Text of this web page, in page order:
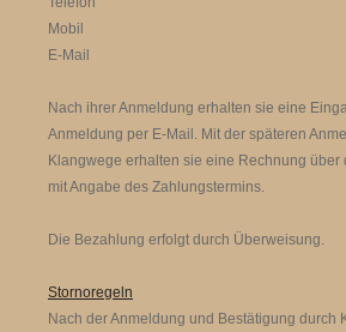
Mobil
E-Mail
Nach ihrer Anmeldung erhalten sie eine
Anmeldung per E-Mail. Mit der späteren
Klangwege erhalten sie eine Rechnung über
mit Angabe des Zahlungstermins.
Die Bezahlung erfolgt durch Überweisung.
Stornoregeln
Nach der Anmeldung und Bestätigung durch